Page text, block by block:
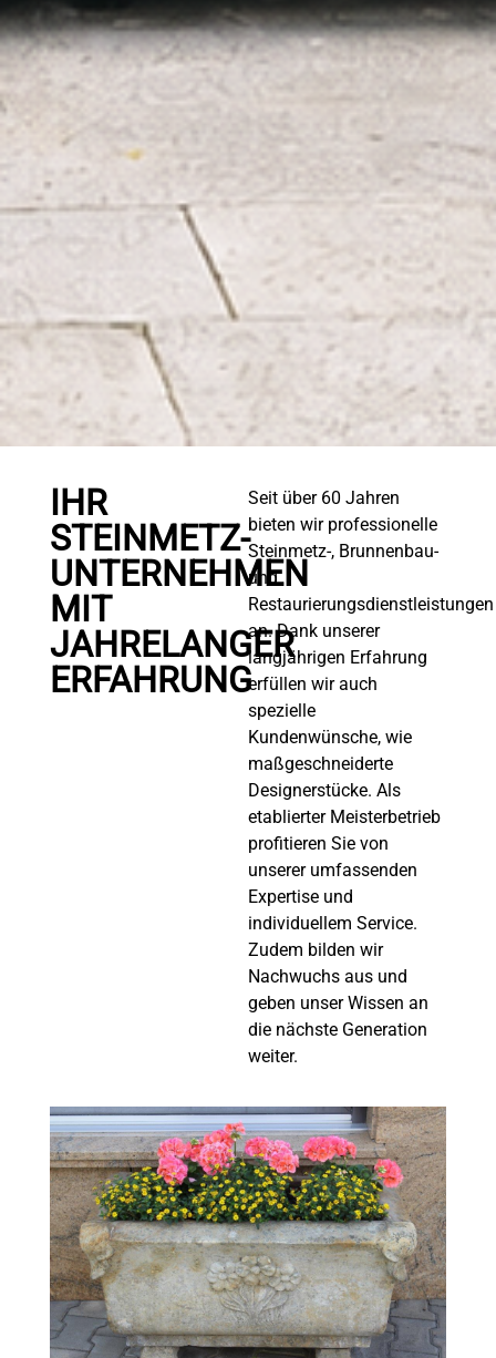
IHR
STEINMETZ-
UNTERNEHMEN
MIT
JAHRELANGER
ERFAHRUNG
Seit über 60 Jahren
bieten wir professionelle
Steinmetz-, Brunnenbau-
und
Restaurierungsdienstleistungen
an. Dank unserer
langjährigen Erfahrung
erfüllen wir auch
spezielle
Kundenwünsche, wie
maßgeschneiderte
Designerstücke. Als
etablierter Meisterbetrieb
profitieren Sie von
unserer umfassenden
Expertise und
individuellem Service.
Zudem bilden wir
Nachwuchs aus und
geben unser Wissen an
die nächste Generation
weiter.